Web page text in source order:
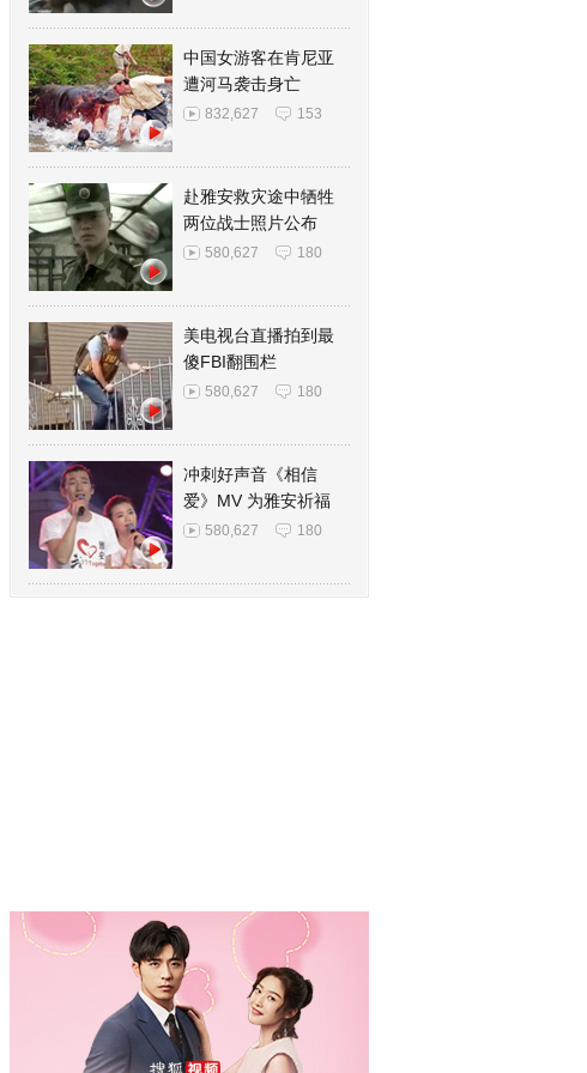
中国女游客在肯尼亚
遭河马袭击身亡
832,627 153
赴雅安救灾途中牺牲
两位战士照片公布
580,627 180
美电视台直播拍到最
傻FBI翻围栏
580,627 180
冲刺好声音《相信
爱》MV 为雅安祈福
580,627 180